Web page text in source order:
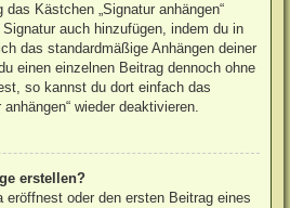
Kästchen „Signatur anhängen“
auch hinzufügen, indem du in
das standardmäßige Anhängen deiner
einen einzelnen Beitrag dennoch ohne
so kannst du dort einfach das
wieder deaktivieren.
erstellen?
eröffnest oder den ersten Beitrag eines